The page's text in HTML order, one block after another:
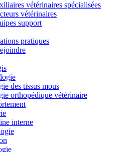
vétérinaires spécialisées
vétérinaires
support
pratiques
des tissus mous
orthopédique vétérinaire
interne